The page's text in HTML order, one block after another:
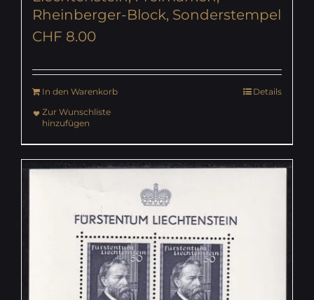
Rheinberger-Block, Sonderstempel
CHF 8.00
In den Warenkorb
Details
Zur Wunschliste
hinzufügen